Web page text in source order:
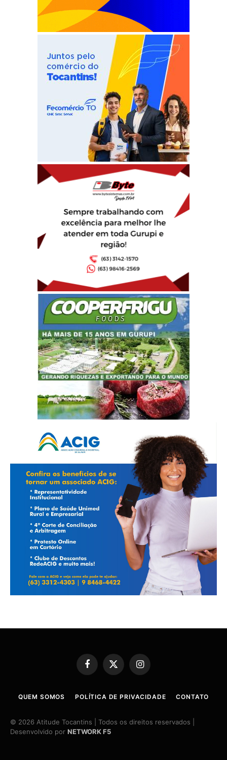
Facebook
X
(Twitter)
Instagram
QUEM SOMOS POLÍTICA DE PRIVACIDADE CONTATO
© 2026 Atitude Tocantins | Todos os direitos reservados |
Desenvolvido por NETWORK F5